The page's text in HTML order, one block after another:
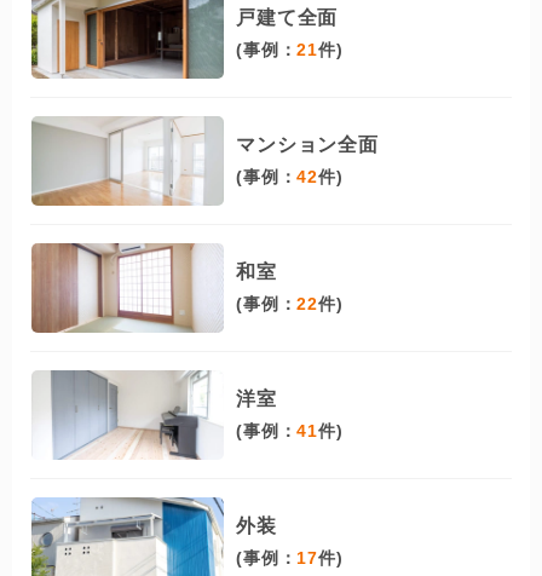
戸建て全面
(事例：21件)
マンション全面
(事例：42件)
和室
(事例：22件)
洋室
(事例：41件)
外装
(事例： 17件)